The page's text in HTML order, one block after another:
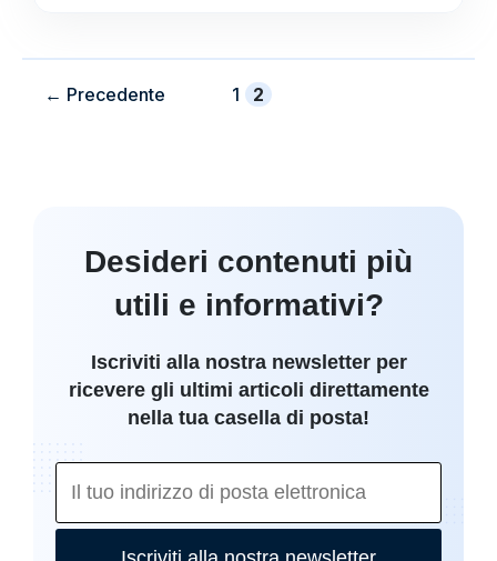
← Precedente Pagina
1 Pagina
2
Desideri contenuti più
utili e informativi?
Iscriviti alla nostra newsletter per
ricevere gli ultimi articoli direttamente
nella tua casella di posta!